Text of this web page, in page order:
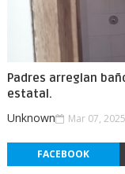
Padres arreglan
estatal.
Unknown Mar 07, 2025
FACEBOOK